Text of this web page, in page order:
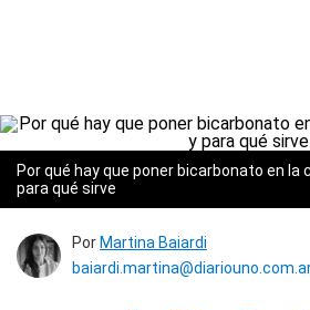
Por qué hay que poner bicarbonato en
para qué sirve
Por Martina Baiardi